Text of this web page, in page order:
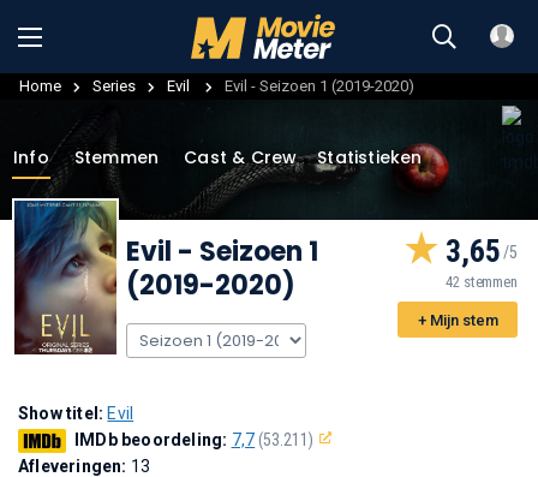
Home Series Evil Evil - Seizoen 1 (2019-2020)
Info Stemmen Cast & Crew Statistieken
Evil - Seizoen 1
(2019-2020)
3,65
42 stemmen
+ Mijn stem
Show titel: Evil
IMDb beoordeling: 7,7(53.211)
Afleveringen: 13